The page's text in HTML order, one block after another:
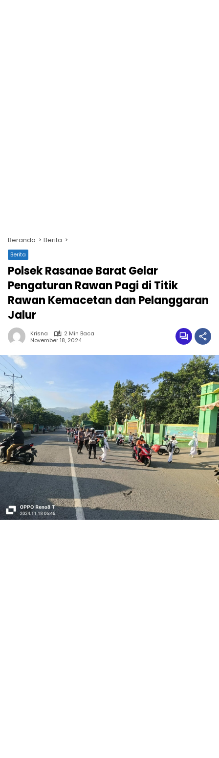
Beranda Berita
Berita
Polsek Rasanae Barat Gelar
Pengaturan Rawan Pagi di Titik
Rawan Kemacetan dan Pelanggaran
Jalur
Krisna
2 Min Baca
November 18, 2024